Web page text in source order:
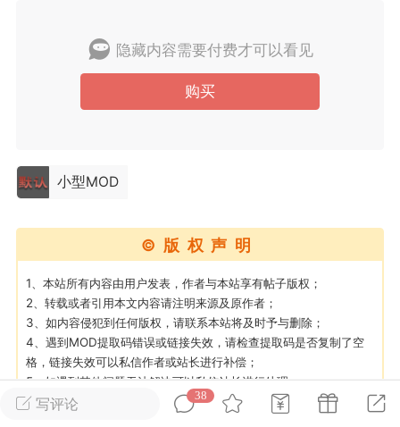
Lv.8
其他&工具
作弊模组的发布规范近期收到一些信息
环境，中文网特此发布以下声明，规范
模组的发布行为：1. *...
72 2.22w
大人
Lv.8
写评论
38
隐藏内容需要付费才可以看见
购买
小型MOD
©版权声明
1、本站所有内容由用户发表，作者与本站享有帖子版权；
2、转载或者引用本文内容请注明来源及原作者；
3、如内容侵犯到任何版权，请联系本站将及时予与删除；
4、遇到MOD提取码错误或链接失效，请检查提取码是否复制了空
格，链接失效可以私信作者或站长进行补偿；
5、如遇到其他问题无法解决可以私信站长进行处理；
6、游戏MOD属于虚拟数字商品，一经购买即获得了内容，原则上